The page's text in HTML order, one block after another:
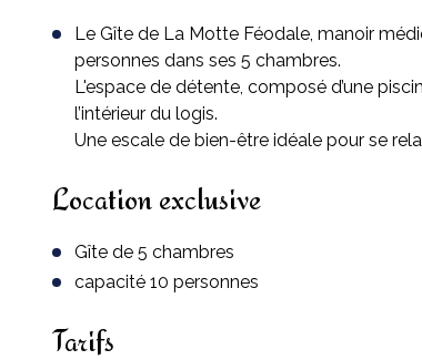
Le Gîte de La Motte Féodale, manoir
personnes dans ses 5 chambres.
L'espace de détente, composé d’une
l’intérieur du logis.
Une escale de bien-être idéale pour se
Location exclusive
Gîte de 5 chambres
capacité 10 personnes
Tarifs